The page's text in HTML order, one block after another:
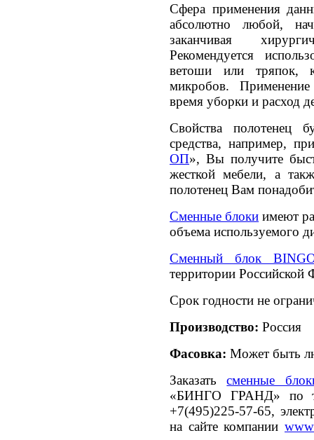
Сфера применения
абсолютно любой,
заканчивая
Рекомендуется
ветоши или тряпок,
микробов. Применение
время уборки и расход
Свойства полотенец
средства, например,
ОП», Вы получите
жесткой мебели, а
полотенец Вам
Сменные блоки имеют
объема используемого
Сменный блок
территории Российской
Срок годности не
Производство: Россия
Фасовка: Может быть
Заказатьсменные
«БИНГО ГРАНД» по
+7(495)225-57-65,
на сайте компании